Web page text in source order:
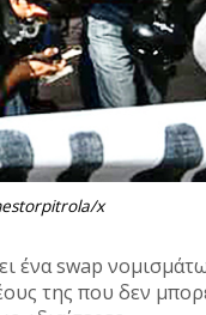
x
ένα swap
της που δεν